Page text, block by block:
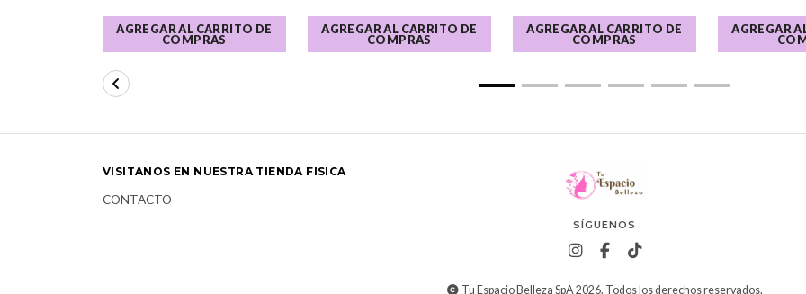
AGREGAR AL CARRITO DE
COMPRAS
AGREGAR AL CARRITO DE
COMPRAS
AGREGAR AL CARRITO DE
COMPRAS
AGREGAR
SÍGUENOS
Tu Espacio Belleza SpA 2026. Todos los derechos reservados.
VISITANOS EN NUESTRA TIENDA FISICA
CONTACTO